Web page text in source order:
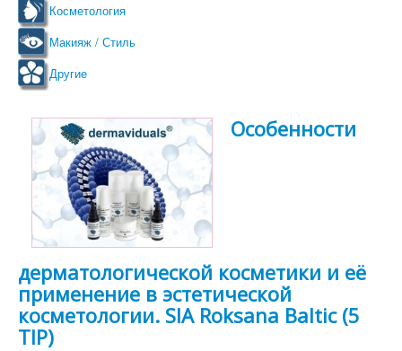
Косметология
Макияж / Стиль
Другие
Особенности
дерматологической косметики и её
применение в эстетической
косметологии. SIA Roksana Baltic (5
TIP)